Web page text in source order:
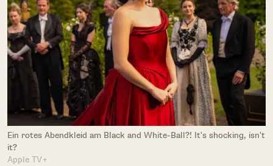
Ein rotes Abendkleid am Black and White-Ball?! It's shocking, isn't
it?
Apple TV+